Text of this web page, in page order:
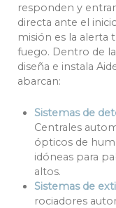
responden y
directa ante el
misión es la alerta
fuego. Dentro de
diseña e instala
abarcan:
Sistemas de
Centrales
ópticos de
idóneas para
altos.
Sistemas de
rociadores